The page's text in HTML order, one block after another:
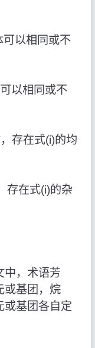
以相同或不
以相同或不
存在式(i)的均
存在式(i)的杂
中，术语芳
或基团，烷
或基团各自定